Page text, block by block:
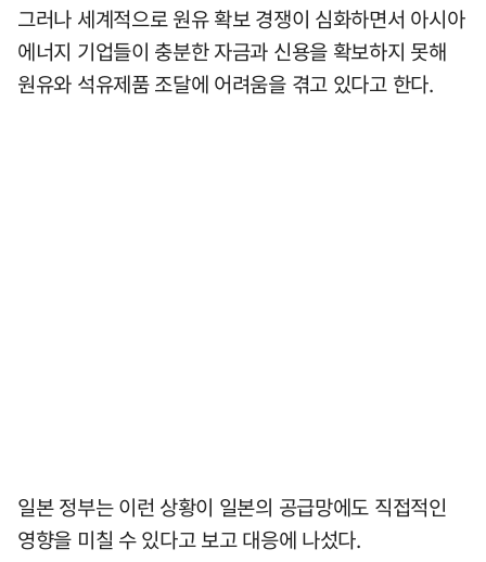
그러나 세계적으로 원유 확보 경쟁이 심화하면서 아시아
에너지 기업들이 충분한 자금과 신용을 확보하지 못해
원유와 석유제품 조달에 어려움을 겪고 있다고 한다.
일본 정부는 이런 상황이 일본의 공급망에도 직접적인
영향을 미칠 수 있다고 보고 대응에 나섰다.